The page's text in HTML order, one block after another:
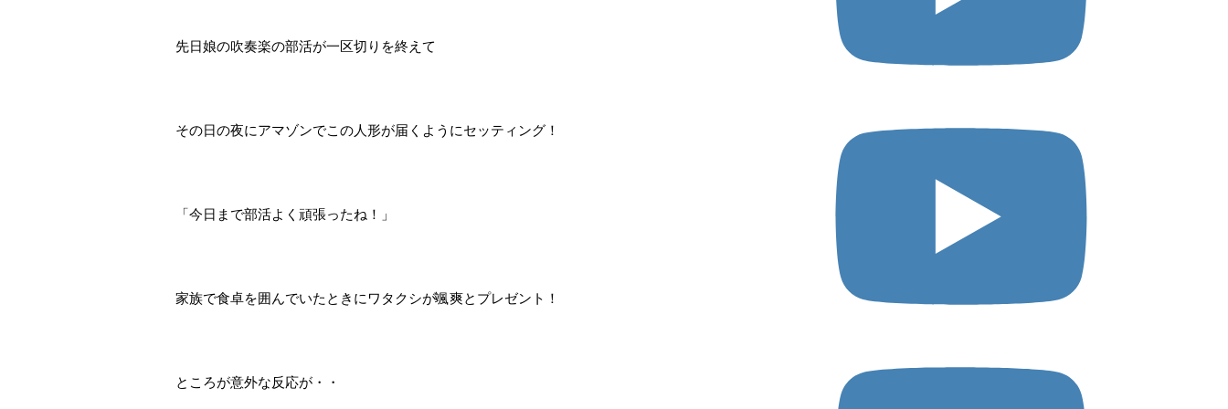
先日娘の吹奏楽の部活が一区切りを終えて
その日の夜にアマゾンでこの人形が届くようにセッティング！
「今日まで部活よく頑張ったね！」
家族で食卓を囲んでいたときにワタクシが颯爽とプレゼント！
ところが意外な反応が・・